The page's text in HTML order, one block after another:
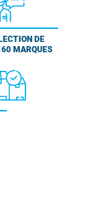
DE
MARQUES